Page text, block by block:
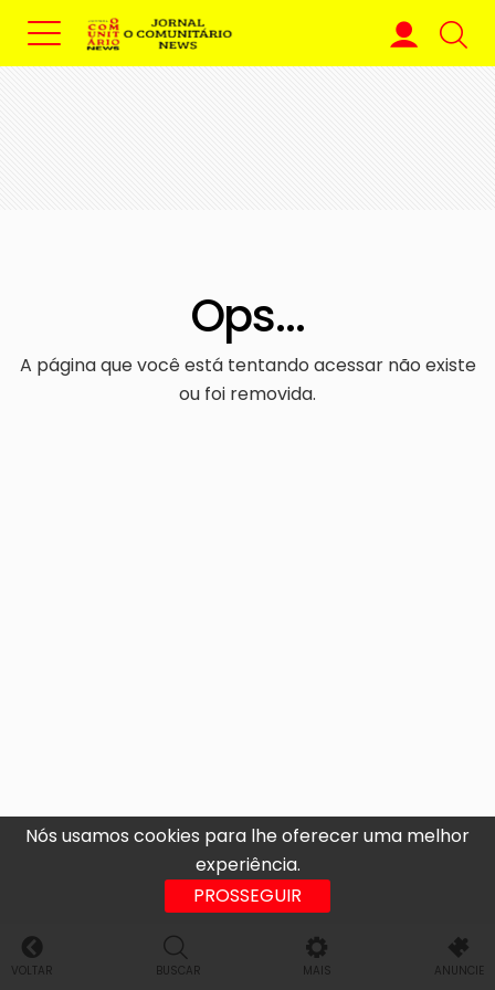
Nós usamos cookies para lhe oferecer uma melhor
experiência.
PROSSEGUIR
Ops...
A página que você está tentando acessar não existe
ou foi removida.
VOLTAR BUSCAR MAIS ANUNCIE